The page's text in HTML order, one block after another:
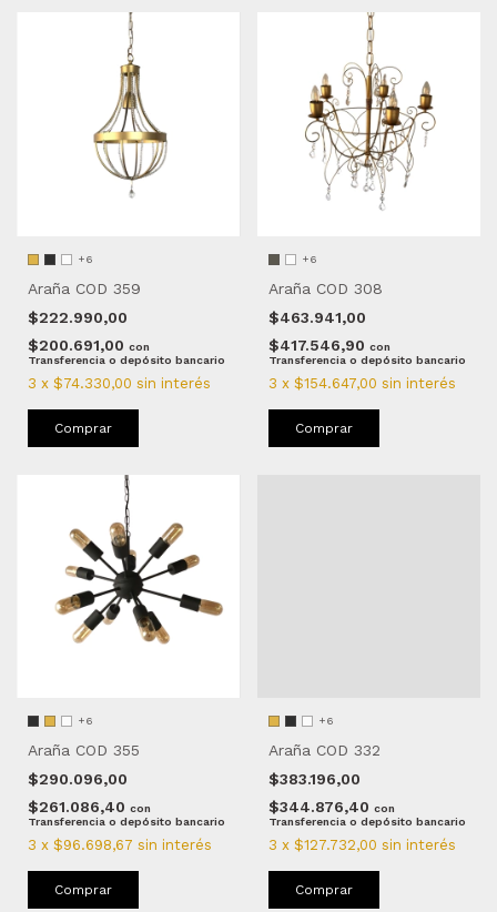
+6
Araña COD 359
$222.990,00
$200.691,00 con
Transferencia o depósito bancario
3 x $74.330,00 sin interés
Comprar
+6
Araña COD 308
$463.941,00
$417.546,90 con
Transferencia o depósito bancario
3 x $154.647,00 sin interés
Comprar
+6
Araña COD 355
$290.096,00
$261.086,40 con
Transferencia o depósito bancario
3 x $96.698,67 sin interés
Comprar
+6
Araña COD 332
$383.196,00
$344.876,40 con
Transferencia o depósito bancario
3 x $127.732,00 sin interés
Comprar